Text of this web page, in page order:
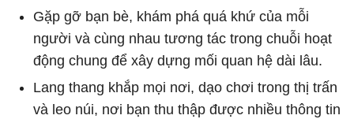
Gặp gỡ bạn bè, khám phá quá khứ của mỗi
người và cùng nhau tương tác trong chuỗi hoạt
động chung để xây dựng mối quan hệ dài lâu.
Lang thang khắp mọi nơi, dạo chơi trong thị trấn
và leo núi, nơi bạn thu thập được nhiều thông tin